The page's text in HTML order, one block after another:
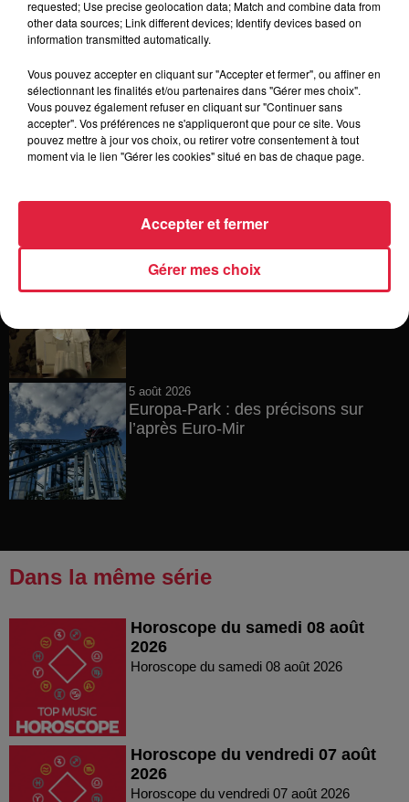
6 août 2026
Tags antisémites à Strasbourg :
6 août 2026
Au zoo de Mulhouse : rencontre
6 août 2026
Les dernières infos sur la venue du
5 août 2026
Europa-Park : des précisons sur
l’après Euro-Mir
Dans la même série
Horoscope du samedi 08 août
2026
Horoscope du samedi 08 août 2026
Horoscope du vendredi 07 août
2026
Horoscope du vendredi 07 août 2026
requested; Use precise geolocation data; Match and combine data from
other data sources; Link different devices; Identify devices based on
information transmitted automatically.
Vous pouvez accepter en cliquant sur "Accepter et fermer", ou affiner en
sélectionnant les finalités et/ou partenaires dans "Gérer mes choix".
Vous pouvez également refuser en cliquant sur "Continuer sans
accepter". Vos préférences ne s'appliqueront que pour ce site. Vous
pouvez mettre à jour vos choix, ou retirer votre consentement à tout
moment via le lien "Gérer les cookies" situé en bas de chaque page.
Gérer mes choix
Accepter et fermer